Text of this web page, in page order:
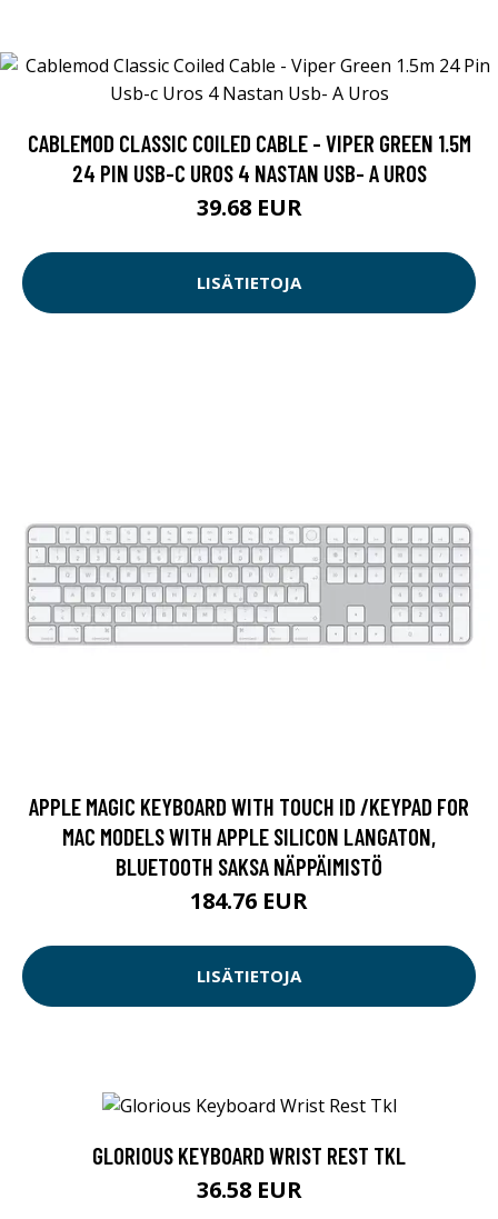
CABLEMOD CLASSIC COILED CABLE - VIPER GREEN 1.5M
24 PIN USB-C UROS 4 NASTAN USB- A UROS
39.68 EUR
LISÄTIETOJA
APPLE MAGIC KEYBOARD WITH TOUCH ID /KEYPAD FOR
MAC MODELS WITH APPLE SILICON LANGATON,
BLUETOOTH SAKSA NÄPPÄIMISTÖ
184.76 EUR
LISÄTIETOJA
GLORIOUS KEYBOARD WRIST REST TKL
36.58 EUR